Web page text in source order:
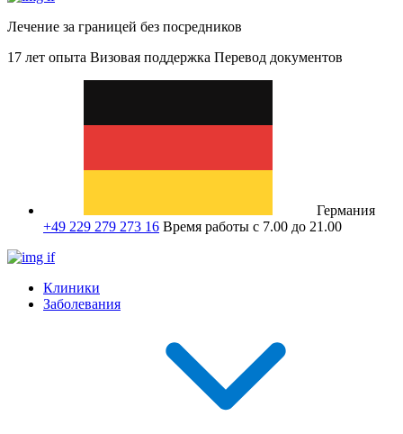
Лечение за границей без посредников
17 лет опыта Визовая поддержка Перевод документов
Германия
+49 229 279 273 16 Время работы с 7.00 до 21.00
Клиники
Заболевания